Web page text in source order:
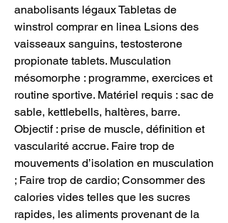
anabolisants légaux Tabletas de
winstrol comprar en linea Lsions des
vaisseaux sanguins, testosterone
propionate tablets. Musculation
mésomorphe : programme, exercices et
routine sportive. Matériel requis : sac de
sable, kettlebells, haltères, barre.
Objectif : prise de muscle, définition et
vascularité accrue. Faire trop de
mouvements d’isolation en musculation
; Faire trop de cardio; Consommer des
calories vides telles que les sucres
rapides, les aliments provenant de la